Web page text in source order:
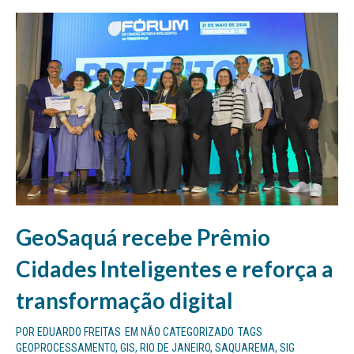
GeoSaquá recebe Prêmio
Cidades Inteligentes e reforça a
transformação digital
POR EDUARDO FREITAS EM NÃO CATEGORIZADO TAGS
GEOPROCESSAMENTO, GIS, RIO DE JANEIRO, SAQUAREMA, SIG